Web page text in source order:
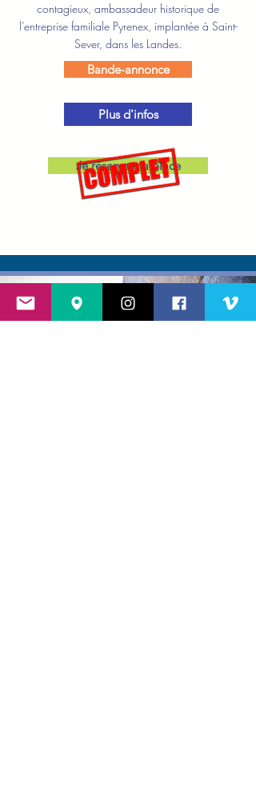
contagieux, ambassadeur historique de
l’entreprise familiale Pyrenex, implantée à Saint-
Sever, dans les Landes.
Bande-annonce
Plus d'infos
Je réserve ma place